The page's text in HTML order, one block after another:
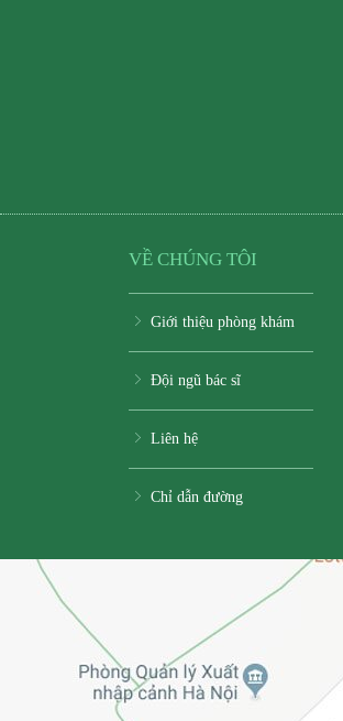
VỀ CHÚNG TÔI
Giới thiệu phòng khám
Đội ngũ bác sĩ
Liên hệ
Chỉ dẫn đường